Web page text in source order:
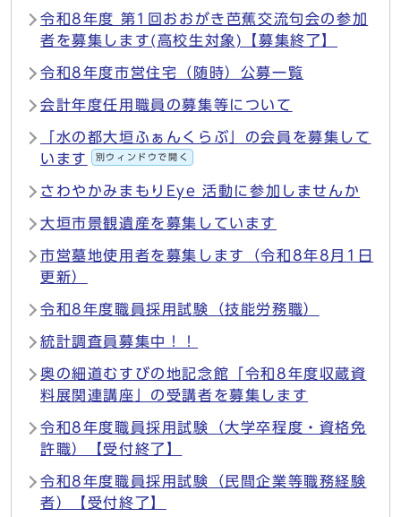
令和8年度 第1回おおがき芭蕉交流句会の参加
者を募集します(高校生対象)【募集終了】
令和8年度市営住宅（随時）公募一覧
会計年度任用職員の募集等について
「水の都大垣ふぁんくらぶ」の会員を募集して
います
別ウィンドウで開く
さわやかみまもりEye 活動に参加しませんか
大垣市景観遺産を募集しています
市営墓地使用者を募集します（令和8年8月1日
更新）
令和8年度職員採用試験（技能労務職）
統計調査員募集中！！
奥の細道むすびの地記念館「令和8年度収蔵資
料展関連講座」の受講者を募集します
令和8年度職員採用試験（大学卒程度・資格免
許職）【受付終了】
令和8年度職員採用試験（民間企業等職務経験
者）【受付終了】